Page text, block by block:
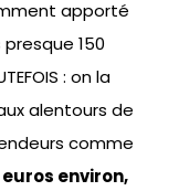
apporté
150
: on la
alentours de
comme
euros environ,